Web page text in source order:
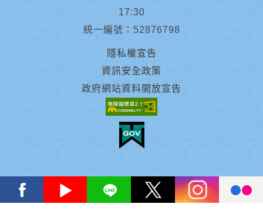
17:30
統一編號：52876798
隱私權宣告
資訊安全政策
政府網站資料開放宣告
facebook youtube Line X instagram